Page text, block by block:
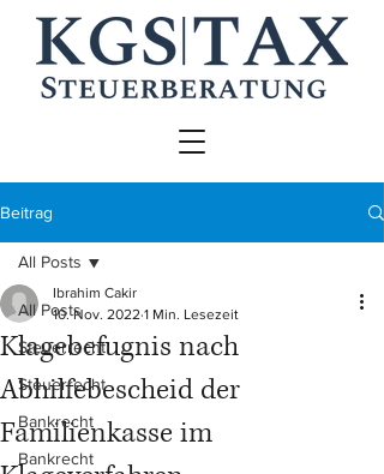
Beitrag
All Posts
Steuerrecht
Steuerrecht
Bankrecht
Bankrecht
All Posts
Klagebefugnis nach
Abhilfebescheid der
Familienkasse im
Ibrahim Cakir
10. Nov. 2022 1 Min. Lesezeit